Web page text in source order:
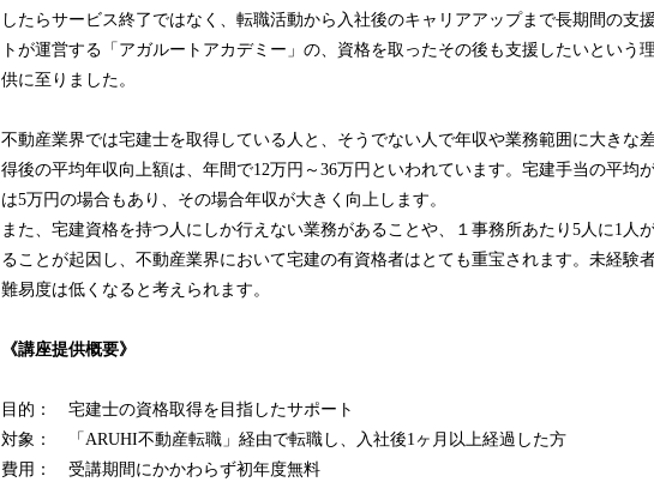
したらサービス終了ではなく、転職活動から入社後のキャリアアップまで長期間の支
トが運営する「アガルートアカデミー」の、資格を取ったその後も支援したいという
供に至りました。
不動産業界では宅建士を取得している人と、そうでない人で年収や業務範囲に大きな
得後の平均年収向上額は、年間で12万円～36万円といわれています。宅建手当の平均
は5万円の場合もあり、その場合年収が大きく向上します。
また、宅建資格を持つ人にしか行えない業務があることや、１事務所あたり5人に1人
ることが起因し、不動産業界において宅建の有資格者はとても重宝されます。未経験
難易度は低くなると考えられます。
《講座提供概要》
目的： 宅建士の資格取得を目指したサポート
対象： 「ARUHI不動産転職」経由で転職し、入社後1ヶ月以上経過した方
費用： 受講期間にかかわらず初年度無料